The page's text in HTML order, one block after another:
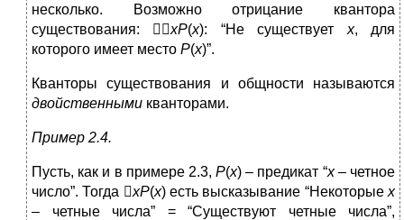
несколько. Возможно отрицание квантора
существования: xP(x): “Не существует x, для
которого имеет место P(x)”.
Кванторы существования и общности называются
двойственными кванторами.
Пример 2.4.
Пусть, как и в примере 2.3,P(x) – предикат “x– четное
число”. Тогда xP(x) есть высказывание “Некоторыеx
– четные числа” = “Существуют четные числа”,